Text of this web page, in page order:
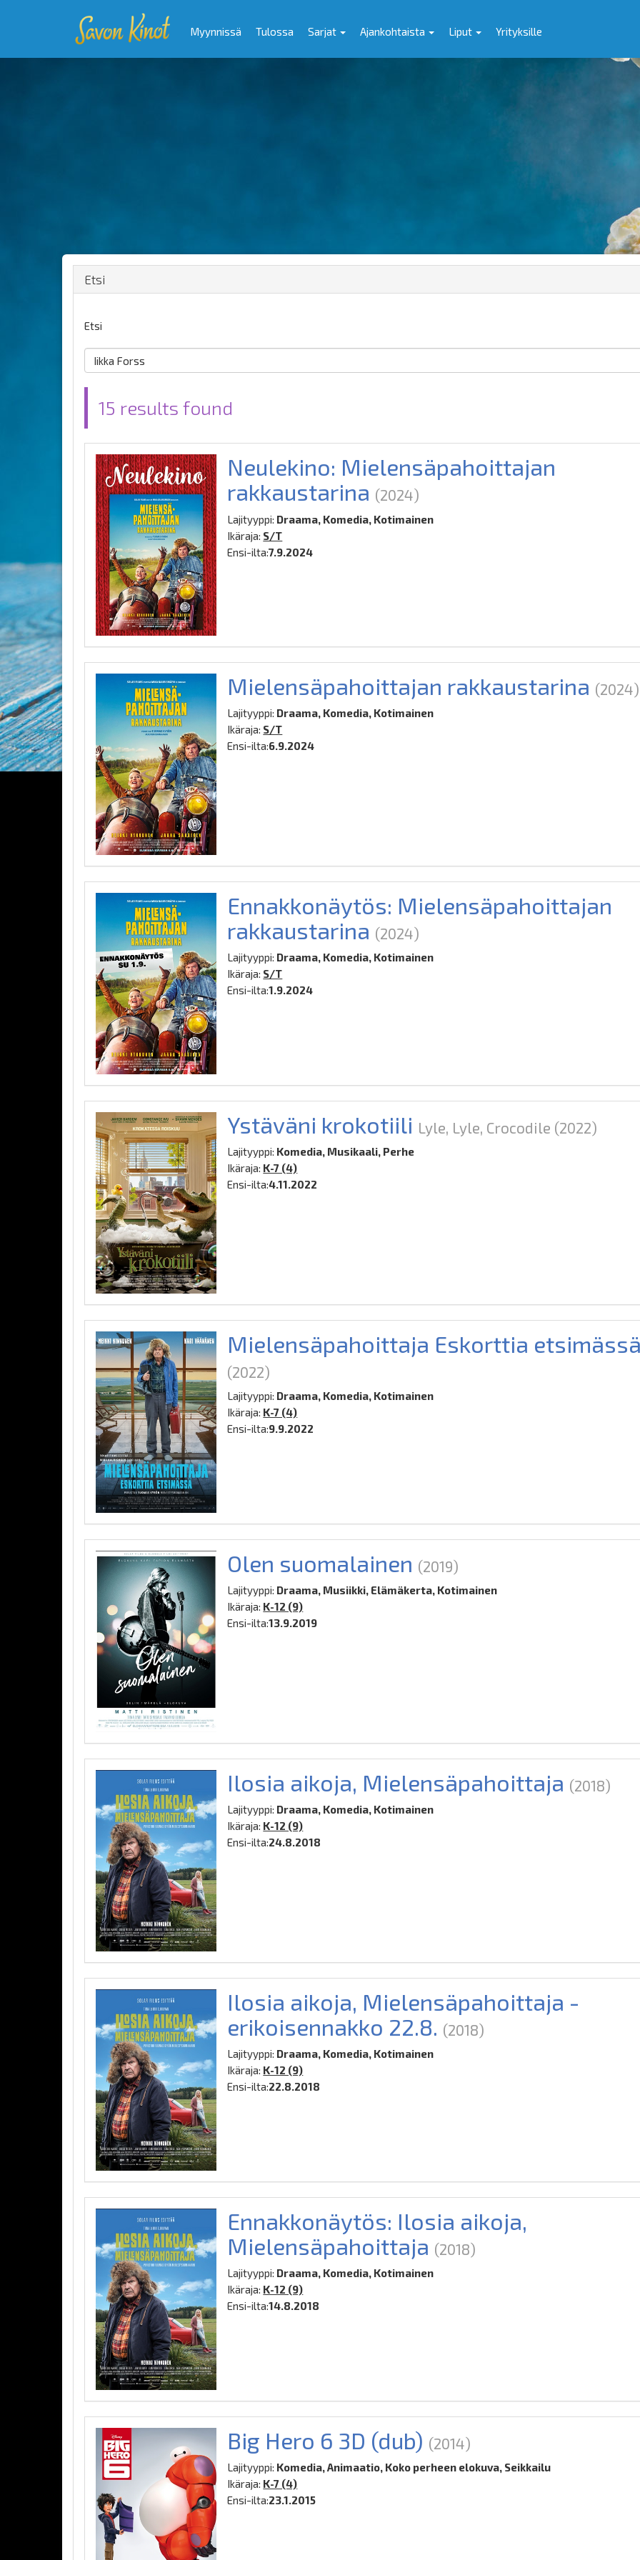
Myynnissä Tulossa Sarjat Ajankohtaista Liput Yrityksille
Etsi
Etsi
15 results found
Neulekino: Mielensäpahoittajan
rakkaustarina (2024)
Lajityyppi: Draama, Komedia, Kotimainen
Ikäraja: S/T
Ensi-ilta:7.9.2024
Mielensäpahoittajan rakkaustarina (2024)
Lajityyppi: Draama, Komedia, Kotimainen
Ikäraja: S/T
Ensi-ilta:6.9.2024
Ennakkonäytös: Mielensäpahoittajan
rakkaustarina (2024)
Lajityyppi: Draama, Komedia, Kotimainen
Ikäraja: S/T
Ensi-ilta:1.9.2024
Ystäväni krokotiili Lyle, Lyle, Crocodile (2022)
Lajityyppi: Komedia, Musikaali, Perhe
Ikäraja: K-7 (4)
Ensi-ilta:4.11.2022
Mielensäpahoittaja Eskorttia etsimässä
(2022)
Lajityyppi: Draama, Komedia, Kotimainen
Ikäraja: K-7 (4)
Ensi-ilta:9.9.2022
Olen suomalainen (2019)
Lajityyppi: Draama, Musiikki, Elämäkerta, Kotimainen
Ikäraja: K-12 (9)
Ensi-ilta:13.9.2019
Ilosia aikoja, Mielensäpahoittaja (2018)
Lajityyppi: Draama, Komedia, Kotimainen
Ikäraja: K-12 (9)
Ensi-ilta:24.8.2018
Ilosia aikoja, Mielensäpahoittaja -
erikoisennakko 22.8. (2018)
Lajityyppi: Draama, Komedia, Kotimainen
Ikäraja: K-12 (9)
Ensi-ilta:22.8.2018
Ennakkonäytös: Ilosia aikoja,
Mielensäpahoittaja (2018)
Lajityyppi: Draama, Komedia, Kotimainen
Ikäraja: K-12 (9)
Ensi-ilta:14.8.2018
Big Hero 6 3D (dub) (2014)
Lajityyppi: Komedia, Animaatio, Koko perheen elokuva, Seikkailu
Ikäraja: K-7 (4)
Ensi-ilta:23.1.2015